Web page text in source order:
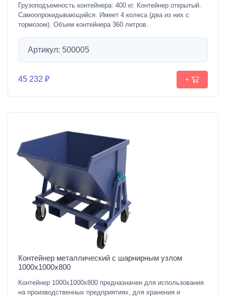
Грузоподъемность контейнера: 400 кг. Контейнер открытый.
Самоопрокидывающийся. Имеет 4 колеса (два из них с
тормозом). Объем контейнера 360 литров.
Артикул: 500005
45 232 ₽ +
Контейнер металлический с шарнирным узлом
1000х1000х800
Контейнер 1000x1000x800 предназначен для использования
на производственных предприятиях, для хранения и